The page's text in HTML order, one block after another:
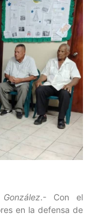
.- Con el
en la defensa de